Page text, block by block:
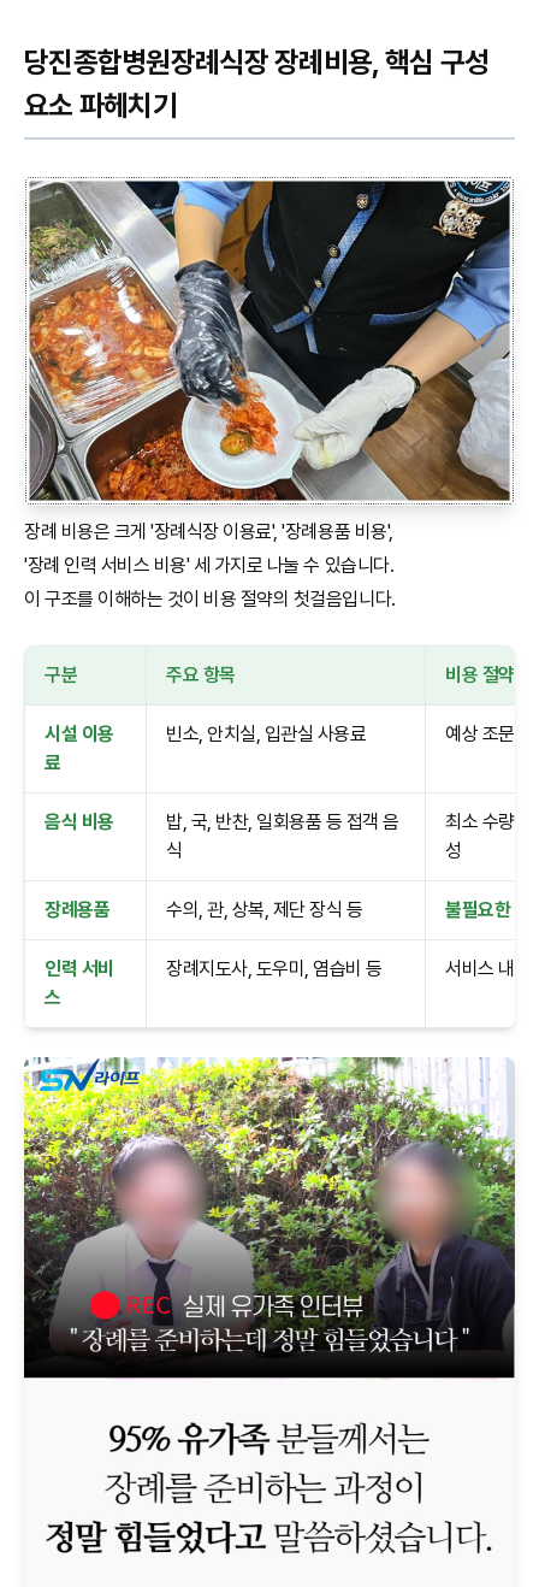
당진종합병원장례식장 장례비용, 핵심 구성
요소 파헤치기
장례 비용은 크게 '장례식장 이용료', '장례용품 비용',
'장례 인력 서비스 비용' 세 가지로 나눌 수 있습니다.
이 구조를 이해하는 것이 비용 절약의 첫걸음입니다.
구분 주요 항목 비용 절약
시설 이용
료
빈소, 안치실, 입관실 사용료 예상 조문객
음식 비용
밥, 국, 반찬, 일회용품 등 접객 음
식
최소 수량으
성
장례용품 수의, 관, 상복, 제단 장식 등 불필요한 고
인력 서비
스
장례지도사, 도우미, 염습비 등 서비스 내용